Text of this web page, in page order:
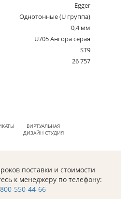
Egger
Однотонные (U группа)
0,4 мм
U705 Ангора серая
ST9
26 757
ВИРТУАЛЬНАЯ
ДИЗАЙН СТУДИЯ
поставки и стоимости
к менеджеру по телефону:
550-44-66